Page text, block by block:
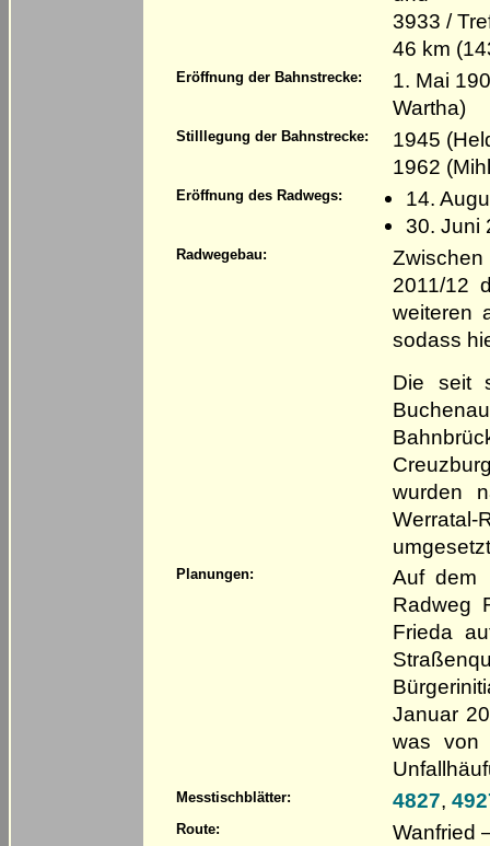
3933 /
46 km
Eröffnung der Bahnstrecke:
1. Mai
Wartha)
Stilllegung der Bahnstrecke:
1945
1962
Eröffnung des Radwegs:
14.
30. Juni
Radwegebau:
2011/12
weiteren
sodass
Die seit
wurden
Werratal-
Planungen:
Auf dem
Radweg
Frieda
Januar
was von
Messtischblätter: 4827,
Route:
Wanfried